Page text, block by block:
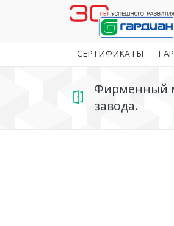
СЕРТИФИКАТЫ
Фирменный
завода.